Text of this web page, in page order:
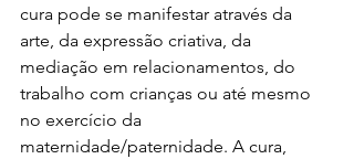
cura pode se manifestar através da
arte, da expressão criativa, da
mediação em relacionamentos, do
trabalho com crianças ou até mesmo
no exercício da
maternidade/paternidade. A cura,